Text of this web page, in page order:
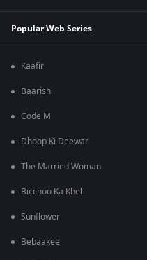
Popular Web Series
Kaafir
Baarish
Code M
Dhoop Ki Deewar
The Married Woman
Bicchoo Ka Khel
Sunflower
Bebaakee